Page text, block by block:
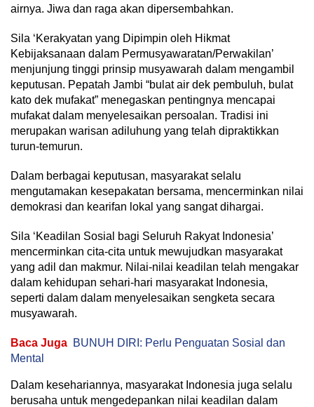
airnya. Jiwa dan raga akan dipersembahkan.
Sila ‘Kerakyatan yang Dipimpin oleh Hikmat
Kebijaksanaan dalam Permusyawaratan/Perwakilan’
menjunjung tinggi prinsip musyawarah dalam mengambil
keputusan. Pepatah Jambi “bulat air dek pembuluh, bulat
kato dek mufakat” menegaskan pentingnya mencapai
mufakat dalam menyelesaikan persoalan. Tradisi ini
merupakan warisan adiluhung yang telah dipraktikkan
turun-temurun.
Dalam berbagai keputusan, masyarakat selalu
mengutamakan kesepakatan bersama, mencerminkan nilai
demokrasi dan kearifan lokal yang sangat dihargai.
Sila ‘Keadilan Sosial bagi Seluruh Rakyat Indonesia’
mencerminkan cita-cita untuk mewujudkan masyarakat
yang adil dan makmur. Nilai-nilai keadilan telah mengakar
dalam kehidupan sehari-hari masyarakat Indonesia,
seperti dalam dalam menyelesaikan sengketa secara
musyawarah.
Baca Juga BUNUH DIRI: Perlu Penguatan Sosial dan
Mental
Dalam kesehariannya, masyarakat Indonesia juga selalu
berusaha untuk mengedepankan nilai keadilan dalam